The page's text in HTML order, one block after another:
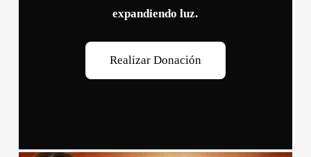
expandiendo luz.
Realizar Donación